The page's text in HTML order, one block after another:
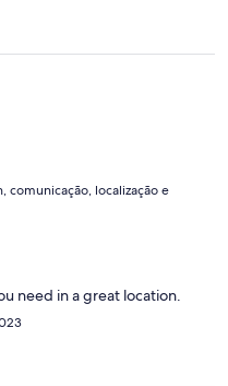
comunicação, localização e
need in a great location.